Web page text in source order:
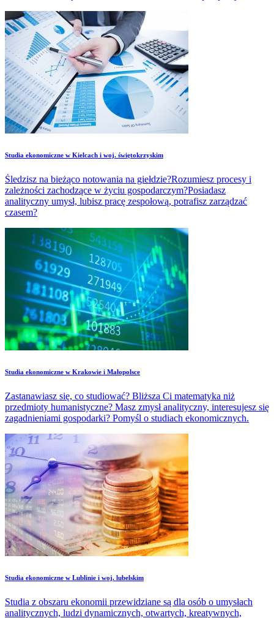
Studia ekonomiczne w Kielcach i woj. świętokrzyskim
Śledzisz na bieżąco notowania na giełdzie?Rozumiesz procesy i
zależności zachodzące w życiu gospodarczym?Posiadasz
analityczny umysł, lubisz pracę zespołową, potrafisz zarządzać
czasem?
Studia ekonomiczne w Krakowie i Małopolsce
Zastanawiasz się, co studiować? Bliższa Ci matematyka niż
przedmioty humanistyczne? Masz zmysł analityczny, interesujesz się
zagadnieniami gospodarki? Pomyśl o studiach ekonomicznych.
Studia ekonomiczne w Lublinie i woj. lubelskim
Studia z obszaru ekonomii przewidziane są dla osób o umysłach
analitycznych, ludzi dynamicznych, otwartych, kreatywnych,